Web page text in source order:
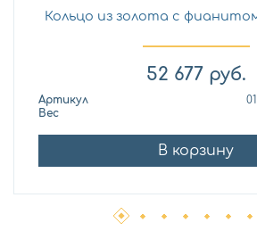
Кольцо из золота с
52 677 руб.
Артикул
Вес
В корзину